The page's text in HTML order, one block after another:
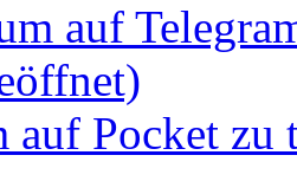
auf
Pocket zu